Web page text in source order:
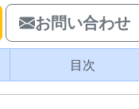
お問い合わせ
目次